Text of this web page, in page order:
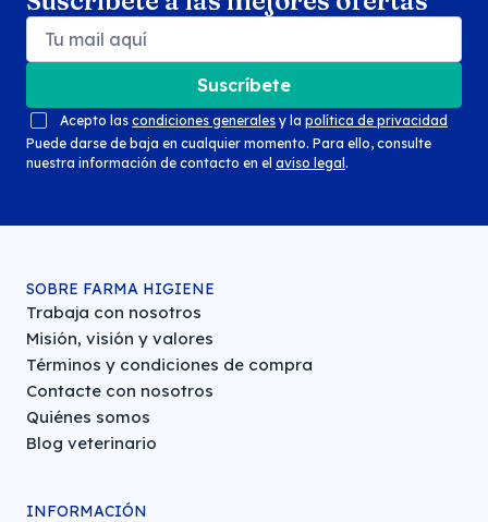
Suscríbete
Acepto las condiciones generales y la política de privacidad
Puede darse de baja en cualquier momento. Para ello, consulte
nuestra información de contacto en el aviso legal .
SOBRE FARMA HIGIENE
Trabaja con nosotros
Misión, visión y valores
Términos y condiciones de compra
Contacte con nosotros
Quiénes somos
Blog veterinario
INFORMACIÓN